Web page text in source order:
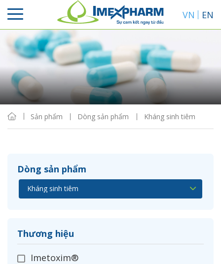
VN EN
Sản phẩm Dòng sản phẩm Kháng sinh tiêm
Dòng sản phẩm
Thương hiệu
Imetoxim®
Sắp xếp
Hiển thị